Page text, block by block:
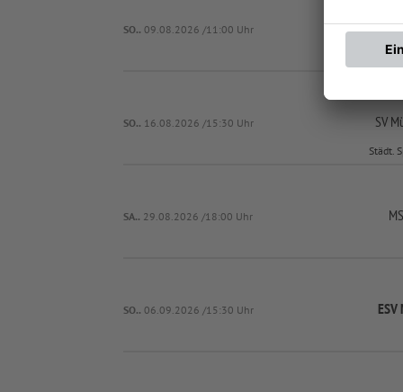
SO.. 09.08.2026 /11:00 Uhr SC Baldham-
SO.. 16.08.2026 /15:30 Uhr SV
Städt.
SA.. 29.08.2026 /18:00 Uhr
SO.. 06.09.2026 /15:30 Uhr ESV